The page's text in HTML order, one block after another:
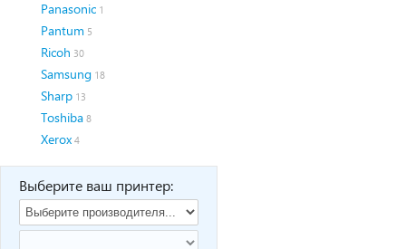
Panasonic 1
Pantum 5
Ricoh 30
Samsung 18
Sharp 13
Toshiba 8
Xerox 4
Выберите ваш принтер: